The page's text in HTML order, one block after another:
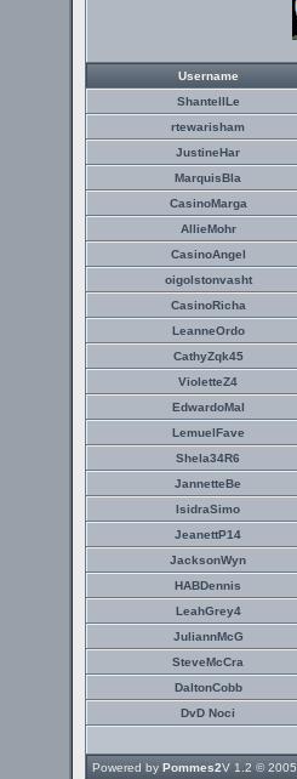
Username
ShantellLe
rtewarisham
JustineHar
MarquisBla
CasinoMarga
AllieMohr
CasinoAngel
oigolstonvasht
CasinoRicha
LeanneOrdo
CathyZqk45
VioletteZ4
EdwardoMal
LemuelFave
Shela34R6
JannetteBe
IsidraSimo
JeanettP14
JacksonWyn
HABDennis
LeahGrey4
JuliannMcG
SteveMcCra
DaltonCobb
DvD Noci
Powered by Pommes2V 1.2 © 2005